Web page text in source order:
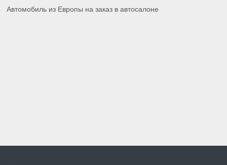
Автомобиль из Европы на заказ в автосалоне